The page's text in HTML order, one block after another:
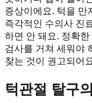
증상이에요. 턱을 만
즉각적인 수의사 진
하면 안 돼요. 정확
검사를 거쳐 세워야
찾는 것이 권고되어
턱관절 탈구